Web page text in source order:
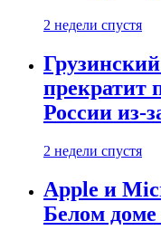
2 недели спустя
прекратит
России из-
2 недели спустя
Apple и
Белом доме